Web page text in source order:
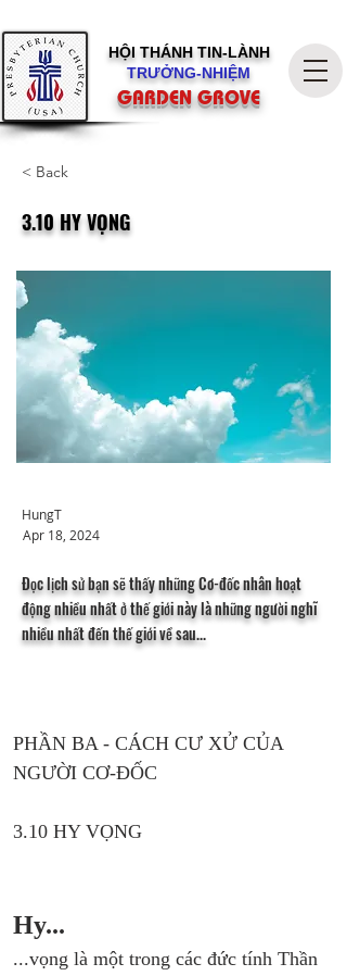
HỘI THÁNH TIN-LÀNH
TRƯỞNG-NHIỆM
GARDEN GROVE
< Back
3.10 HY VỌNG
HungT
Apr 18, 2024
Đọc lịch sử bạn sẽ thấy những Cơ-đốc nhân hoạt
động nhiều nhất ở thế giới này là những người nghĩ
nhiều nhất đến thế giới về sau...
PHẦN BA - CÁCH CƯ XỬ CỦA
NGƯỜI CƠ-ĐỐC
3.10 HY VỌNG
Hy...
...vọng là một trong các đức tính Thần